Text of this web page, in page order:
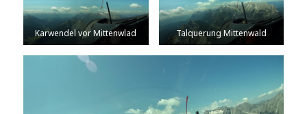
Karwendel vor Mittenwlad Talquerung Mittenwald